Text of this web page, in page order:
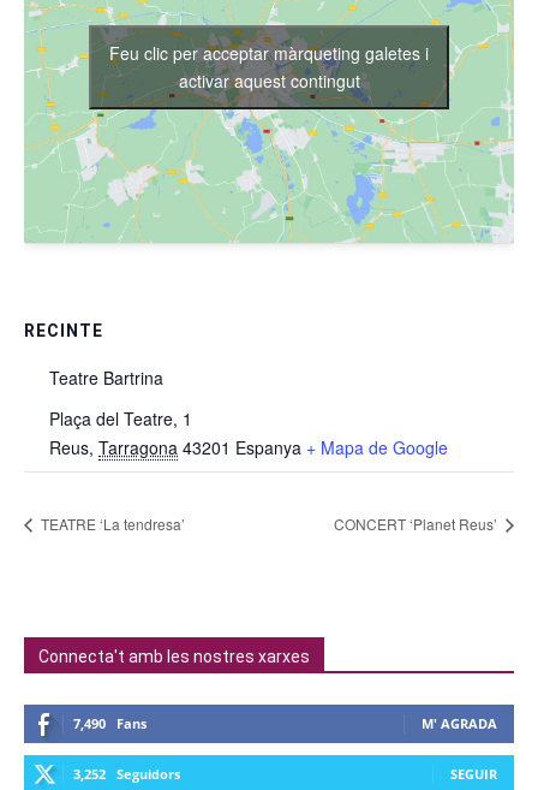
RECINTE
Teatre Bartrina
Plaça del Teatre, 1
Reus, Tarragona 43201 Espanya + Mapa de Google
Feu clic per acceptar màrqueting galetes i
activar aquest contingut
TEATRE ‘La tendresa’ CONCERT ‘Planet Reus’
Connecta't amb les nostres xarxes
7,490 Fans M' AGRADA
3,252 Seguidors SEGUIR